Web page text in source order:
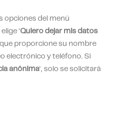
opciones del menú
‘Quiero dejar mis datos
que proporcione su nombre
electrónico y teléfono. Si
anónima‘, solo se solicitará